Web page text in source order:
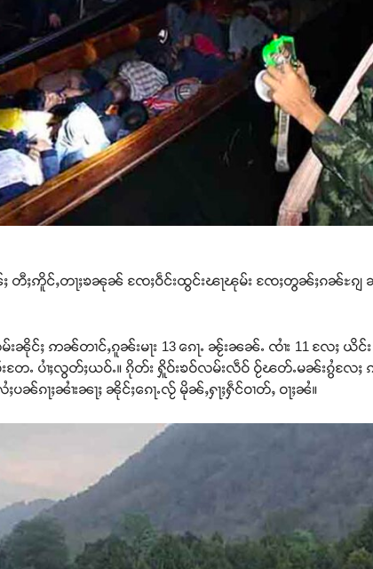
တီႈဢိူင်ႇတႃႈၶၼုၼ် ၸႄႈဝဵင်းထွင်းၽႃၽုမ်း ၸႄႈတွၼ်ႈၵၼ်ႊၵျ
းၼိုင်ႈ ဢၼ်တၢင်ႇၵူၼ်းမႃး 13 ၵေႃႉ ၼႂ်းၼၼ်ႉ ၸၢႆး 11 လႄႈ ယိင်း
မ်းတႄႉ ပၢႆႈလွတ်ႈယဝ်ႉ။ ၵိုတ်း ႁိူဝ်းၶဝ်လမ်းလဵဝ် ဝႂ်ၽတ်ႉမၼ်းၵွႆလႄ
ၵႃႈၼၢႆးၼႃႈ ၼိုင်ႈၵေႃႉလႂ် မိုၼ်ႇႁႃႈႁဵင်ဝၢတ်ႇ ဝႃႈၼႆ။